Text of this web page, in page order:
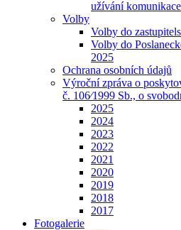
užívání komunikace
Volby
Volby do
Volby do
2025
Ochrana osobních údajů
Výroční zpráva o
č. 106⁄1999 Sb., o
2025
2024
2023
2022
2021
2020
2019
2018
2017
Fotogalerie